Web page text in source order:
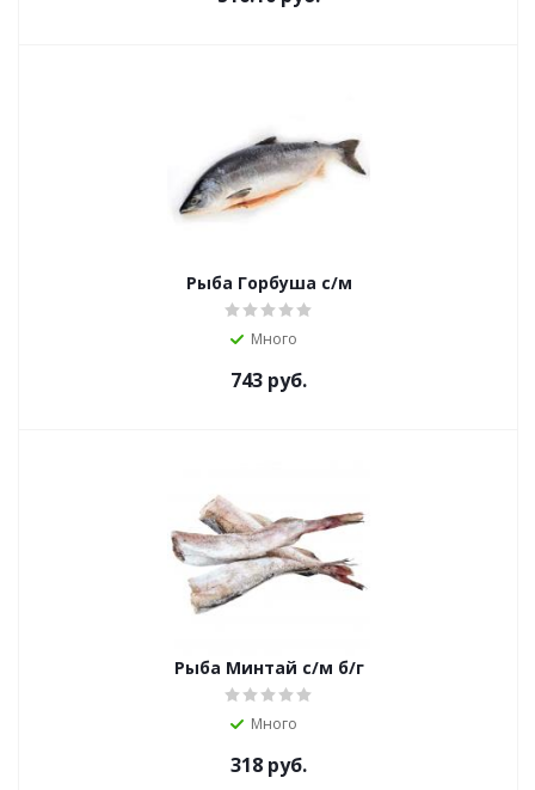
Рыба Горбуша с/м
Много
743 руб.
Рыба Минтай с/м б/г
Много
318 руб.